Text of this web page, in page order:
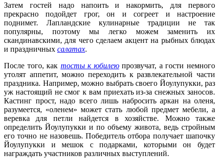
Затем гостей надо напоить и накормить, для первого
прекрасно подойдет грог, он и согреет и настроение
поднимет. Лапландские кулинарные традиции не так
популярны, поэтому мы легко можем заменить их
скандинавскими, для чего сделаем акцент на рыбных блюдах
и праздничных салатах.
После того, как тосты к юбилеюпрозвучат, а гости немного
утолят аппетит, можно переходить к развлекательной части
праздника. Например, можно выбрать своего Йоулупукки, раз
уж настоящий не смог к вам приехать из-за снежных заносов.
Кастинг прост, надо всего лишь набросить аркан на оленя,
разумеется, «оленем» может стать любой предмет мебели, а
веревка для петли найдется в хозяйстве. Можно также
определить Йоулупукки и по объему живота, ведь стройным
его точно не назовешь. Победитель отбора получает шапочку
Йоулупукки и мешок с подарками, которыми он будет
награждать участников различных выступлений.